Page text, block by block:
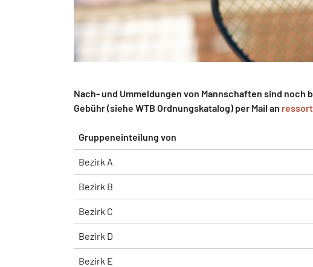
Nach- und Ummeldungen von Mannschaften sind noch
Gebühr (siehe WTB Ordnungskatalog) per Mail an
Gruppeneinteilung von
Bezirk A
Bezirk B
Bezirk C
Bezirk D
Bezirk E